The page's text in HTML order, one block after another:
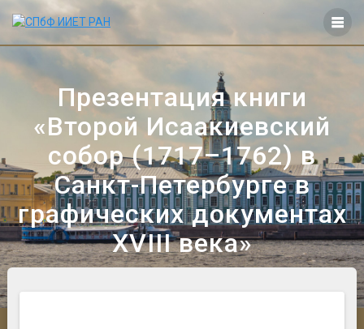
Презентация книги
«Второй Исаакиевский
собор (1717–1762) в
Санкт-Петербурге в
графических документах
XVIII века»